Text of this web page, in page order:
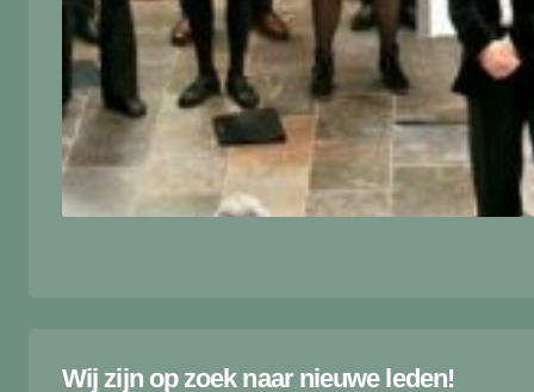
Wij zijn op zoek naar nieuwe leden!